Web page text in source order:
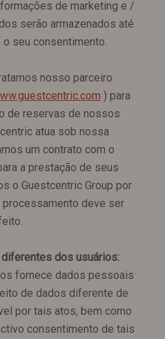
de marketing e /
serão armazenados até
seu consentimento.
nosso parceiro
) para
de reservas de nossos
atua sob nossa
um contrato com o
a prestação de seus
o Guestcentric Group por
deve ser
dos usuários:
fornece dados pessoais
de dados diferente de
por tais atos, bem como
consentimento de tais